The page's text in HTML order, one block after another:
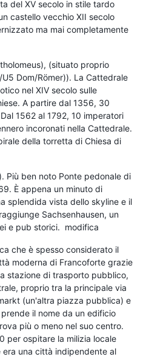
del XV secolo in stile tardo
castello vecchio XII secolo
ma mai completamente
(situato proprio
Dom/Römer)). La Cattedrale
nel XIV secolo sulle
A partire dal 1356, 30
1562 al 1792, 10 imperatori
incoronati nella Cattedrale.
della torretta di Chiesa di
Più ben noto Ponte pedonale di
È appena un minuto di
splendida vista dello skyline e il
Sachsenhausen, un
e pub storici. modifica
che è spesso considerato il
moderna di Francoforte grazie
stazione di trasporto pubblico,
proprio tra la principale via
(un'altra piazza pubblica) e
il nome da un edificio
più o meno nel suo centro.
per ospitare la milizia locale
una città indipendente al